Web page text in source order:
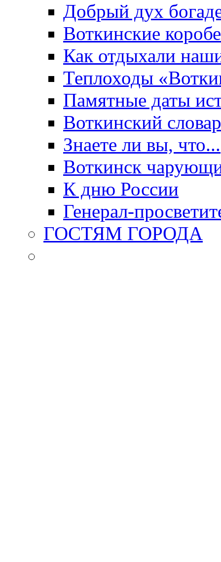
Добрый дух
Воткинские
Как отдыхали
Теплоходы
Памятные даты
Воткинский
Знаете ли вы, что...
Воткинск
К дню России
Генерал-
ГОСТЯМ ГОРОДА